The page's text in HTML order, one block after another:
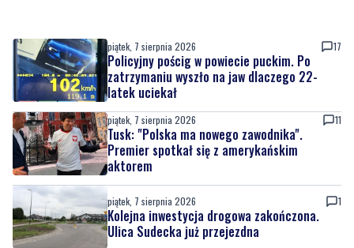
piątek, 7 sierpnia 2026 17
Policyjny pościg w powiecie puckim. Po
zatrzymaniu wyszło na jaw dlaczego 22-
latek uciekał
piątek, 7 sierpnia 2026 11
Tusk: "Polska ma nowego zawodnika".
Premier spotkał się z amerykańskim
aktorem
piątek, 7 sierpnia 2026 1
Kolejna inwestycja drogowa zakończona.
Ulica Sudecka już przejezdna